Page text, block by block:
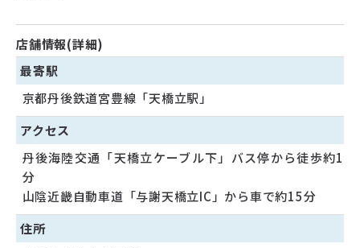
店舗情報(詳細)
最寄駅
京都丹後鉄道宮豊線「天橋立駅」
アクセス
丹後海陸交通「天橋立ケーブル下」バス停から徒歩約1
分
山陰近畿自動車道「与謝天橋立IC」から車で約15分
住所